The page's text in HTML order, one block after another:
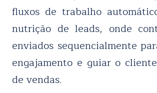
fluxos de trabalho
nutrição de leads, onde
enviados sequencialmente
engajamento e guiar o
de vendas.